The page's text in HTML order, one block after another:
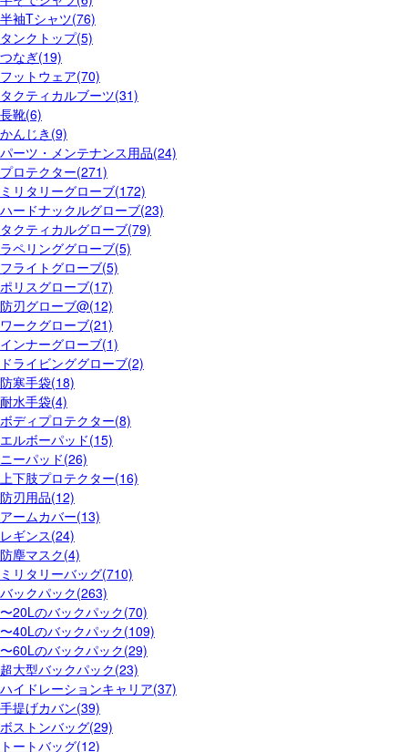
半袖Tシャツ(76)
タンクトップ(5)
つなぎ(19)
フットウェア(70)
タクティカルブーツ(31)
長靴(6)
かんじき(9)
パーツ・メンテナンス用品(24)
プロテクター(271)
ミリタリーグローブ(172)
ハードナックルグローブ(23)
タクティカルグローブ(79)
ラペリンググローブ(5)
フライトグローブ(5)
ポリスグローブ(17)
防刃グローブ@(12)
ワークグローブ(21)
インナーグローブ(1)
ドライビンググローブ(2)
防寒手袋(18)
耐水手袋(4)
ボディプロテクター(8)
エルボーパッド(15)
ニーパッド(26)
上下肢プロテクター(16)
防刃用品(12)
アームカバー(13)
レギンス(24)
防塵マスク(4)
ミリタリーバッグ(710)
バックパック(263)
〜20Lのバックパック(70)
〜40Lのバックパック(109)
〜60Lのバックパック(29)
超大型バックパック(23)
ハイドレーションキャリア(37)
手提げカバン(39)
ボストンバッグ(29)
トートバッグ(12)